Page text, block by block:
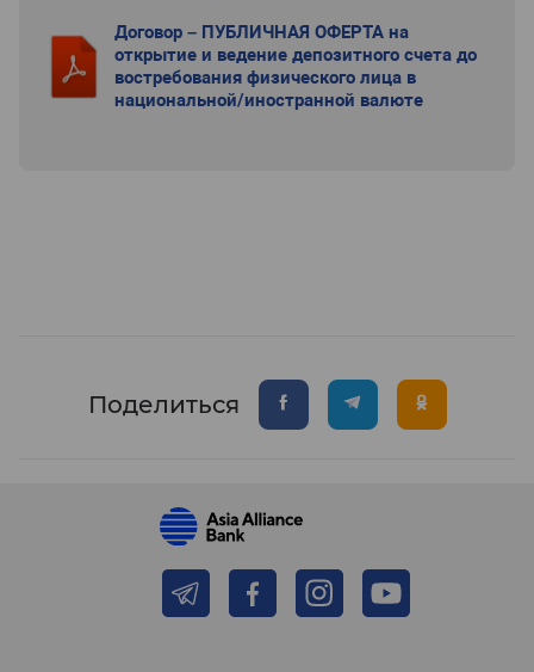
Договор – ПУБЛИЧНАЯ ОФЕРТА на
открытие и ведение депозитного счета до
востребования физического лица в
национальной/иностранной валюте
Поделиться